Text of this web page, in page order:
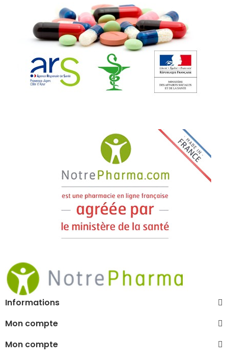
Informations
Mon compte
Mon compte